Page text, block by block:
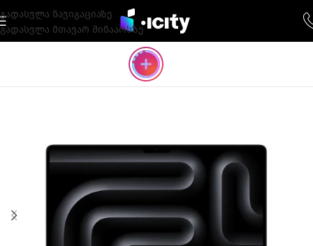
გადასვლა ნავიგაციაზე
გადასვლა მთავარ შინაარსზე